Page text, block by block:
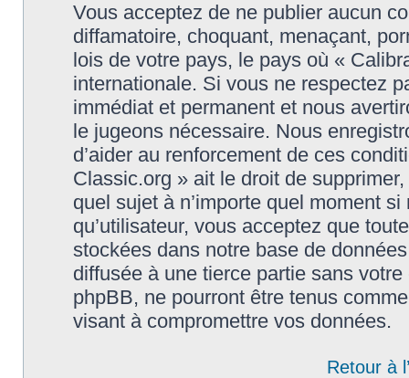
Vous acceptez de ne publier aucun
diffamatoire, choquant, menaçant,
lois de votre pays, le pays où «
internationale. Si vous ne respectez
immédiat et permanent et nous
le jugeons nécessaire. Nous
d’aider au renforcement de ces
Classic.org » ait le droit de
quel sujet à n’importe quel moment
qu’utilisateur, vous acceptez que
stockées dans notre base de
diffusée à une tierce partie sans
phpBB, ne pourront être tenus
visant à compromettre vos données.
Retour à